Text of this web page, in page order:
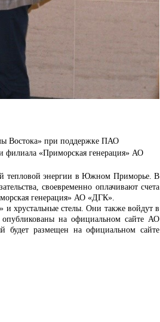
Востока» при поддержке ПАО
филиала «Приморская генерация» АО
тепловой энергии в Южном Приморье. В
своевременно оплачивают счета
генерация» АО «ДГК».
хрустальные стелы. Они также войдут в
опубликованы на официальном сайте АО
размещен на официальном сайте